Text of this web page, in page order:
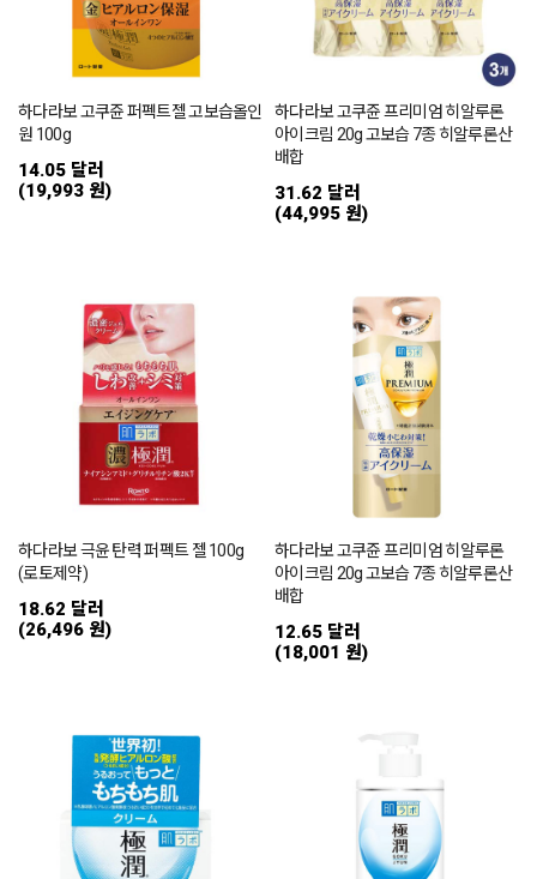
하다라보 고쿠쥰 퍼펙트젤 고보습올인
원 100g
14.05 달러
(19,993 원)
하다라보 고쿠쥰 프리미엄 히알루론
아이크림 20g 고보습 7종 히알루론산
배합
31.62 달러
(44,995 원)
하다라보 극윤 탄력 퍼펙트 젤 100g
(로토제약)
18.62 달러
(26,496 원)
하다라보 고쿠쥰 프리미엄 히알루론
아이크림 20g 고보습 7종 히알루론산
배합
12.65 달러
(18,001 원)